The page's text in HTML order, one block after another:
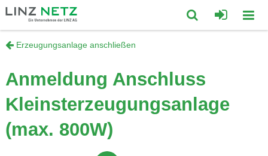
zum
Inhalt
springen
zum
Footer
springen
öffnen/
Erzeugungsanlage anschließen
Anmeldung Anschluss
Kleinsterzeugungsanlage
(max. 800W)